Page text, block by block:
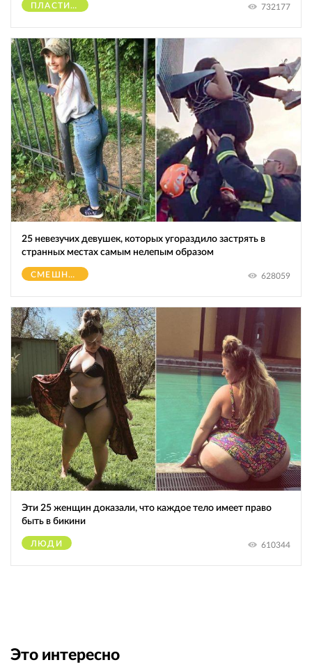
ПЛАСТИЧЕСКИЕ ОПЕРАЦИИ 732177
25 невезучих девушек, которых угораздило застрять в
странных местах самым нелепым образом
СМЕШНОЕ 628059
Эти 25 женщин доказали, что каждое тело имеет право
быть в бикини
ЛЮДИ 610344
Это интересно